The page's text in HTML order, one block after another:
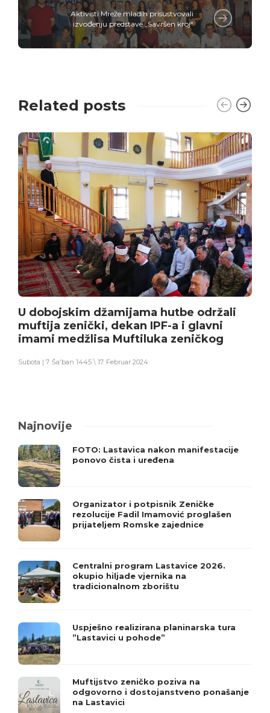
Aktivisti Mreže mladih prisustvovali
izvođenju predstave „Savršen kroj“
Related posts
U dobojskim džamijama hutbe održali
muftija zenički, dekan IPF-a i glavni
imami medžlisa Muftiluka zeničkog
Subota | 7. Ša'ban 1445 \ 17. Februar 2024
Najnovije
FOTO: Lastavica nakon manifestacije
ponovo čista i uređena
Organizator i potpisnik Zeničke
rezolucije Fadil Imamović proglašen
prijateljem Romske zajednice
Centralni program Lastavice 2026.
okupio hiljade vjernika na
tradicionalnom zborištu
Uspješno realizirana planinarska tura
”Lastavici u pohode”
Muftijstvo zeničko poziva na
odgovorno i dostojanstveno ponašanje
na Lastavici